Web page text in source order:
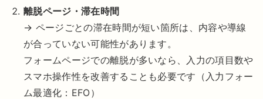
離脱ページ・滞在時間
→ ページごとの滞在時間が短い箇所は、内容や導線
が合っていない可能性があります。
フォームページでの離脱が多いなら、入力の項目数や
スマホ操作性を改善することも必要です（入力フォー
ム最適化：EFO）